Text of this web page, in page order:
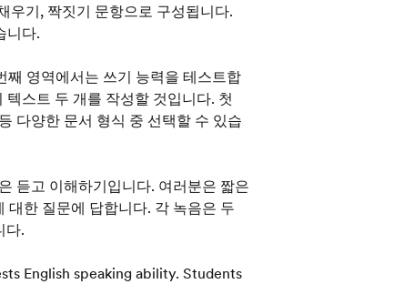
우기, 짝짓기 문항으로 구성됩니다.
니다.
영역에서는 쓰기 능력을 테스트합
스트 두 개를 작성할 것입니다. 첫
다양한 문서 형식 중 선택할 수 있습
듣고 이해하기입니다. 여러분은 짧은
대한 질문에 답합니다. 각 녹음은 두
다.
English speaking ability. Students